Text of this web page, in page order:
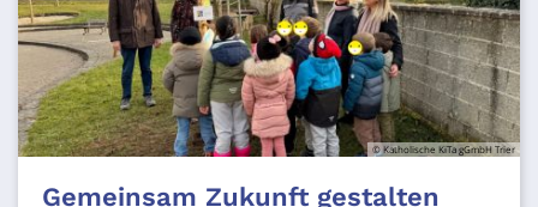
© Katholische KiTa gGmbH Trier
Gemeinsam Zukunft gestalten